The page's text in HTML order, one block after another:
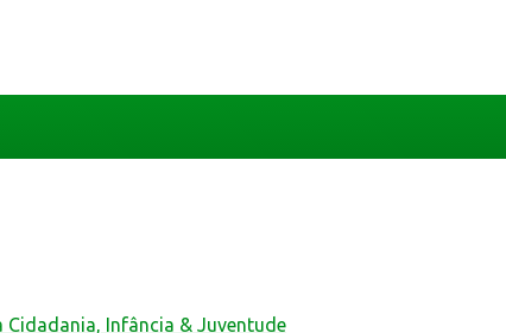
Cidadania, Infância & Juventude